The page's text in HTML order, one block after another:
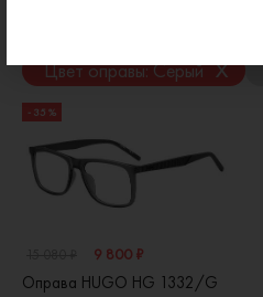
Цвет оправы: Серый x
- 35 %
9 800 ₽
Оправа HUGO HG 1332/G